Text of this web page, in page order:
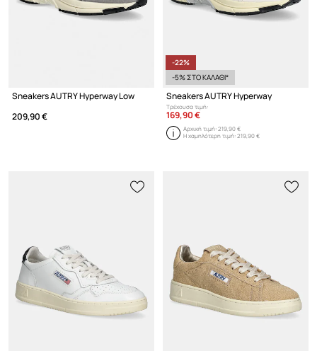
Sneakers AUTRY Hyperway Low
209,90 €
-22%
-5% ΣΤΟ ΚΑΛΑΘΙ*
Sneakers AUTRY Hyperway
Τρέχουσα τιμή:
169,90 €
Αρχική τιμή:219,90 €
Η χαμηλότερη τιμή:219,90 €